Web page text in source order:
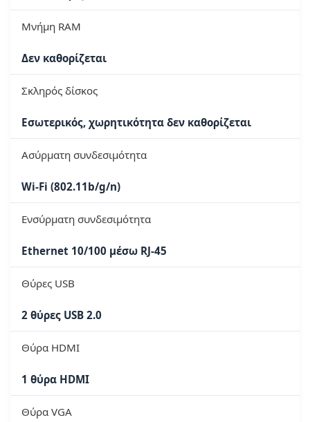
Μνήμη RAM
Δεν καθορίζεται
Σκληρός δίσκος
Εσωτερικός, χωρητικότητα δεν καθορίζεται
Ασύρματη συνδεσιμότητα
Wi-Fi (802.11b/g/n)
Ενσύρματη συνδεσιμότητα
Ethernet 10/100 μέσω RJ-45
Θύρες USB
2 θύρες USB 2.0
Θύρα HDMI
1 θύρα HDMI
Θύρα VGA